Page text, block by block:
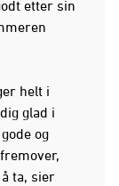
etter sin
helt i
glad i
og
ta, sier